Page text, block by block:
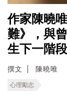
作家陳曉
難》，與
生下一階段
撰文 陳曉唯
心理勵志